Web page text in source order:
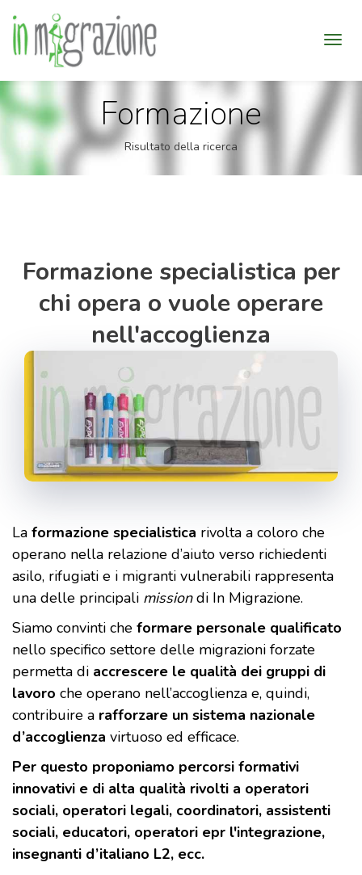
Formazione
Risultato della ricerca
Formazione specialistica per
chi opera o vuole operare
nell'accoglienza
La formazione specialistica rivolta a coloro che
operano nella relazione d’aiuto verso richiedenti
asilo, rifugiati e i migranti vulnerabili rappresenta
una delle principali missiondi In Migrazione.
Siamo convinti che formare personale qualificato
nello specifico settore delle migrazioni forzate
permetta di accrescere le qualità dei gruppi di
lavoro che operano nell’accoglienza e, quindi,
contribuire a rafforzare un sistema nazionale
d’accoglienza virtuoso ed efficace.
Per questo proponiamo percorsi formativi
innovativi e di alta qualità rivolti a operatori
sociali, operatori legali, coordinatori, assistenti
sociali, educatori, operatori epr l'integrazione,
insegnanti d’italiano L2, ecc.